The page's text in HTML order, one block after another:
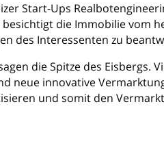
Start-Ups
die Immobilie vom
des Interessenten zu
die Spitze des Eisbergs.
neue innovative
und somit den